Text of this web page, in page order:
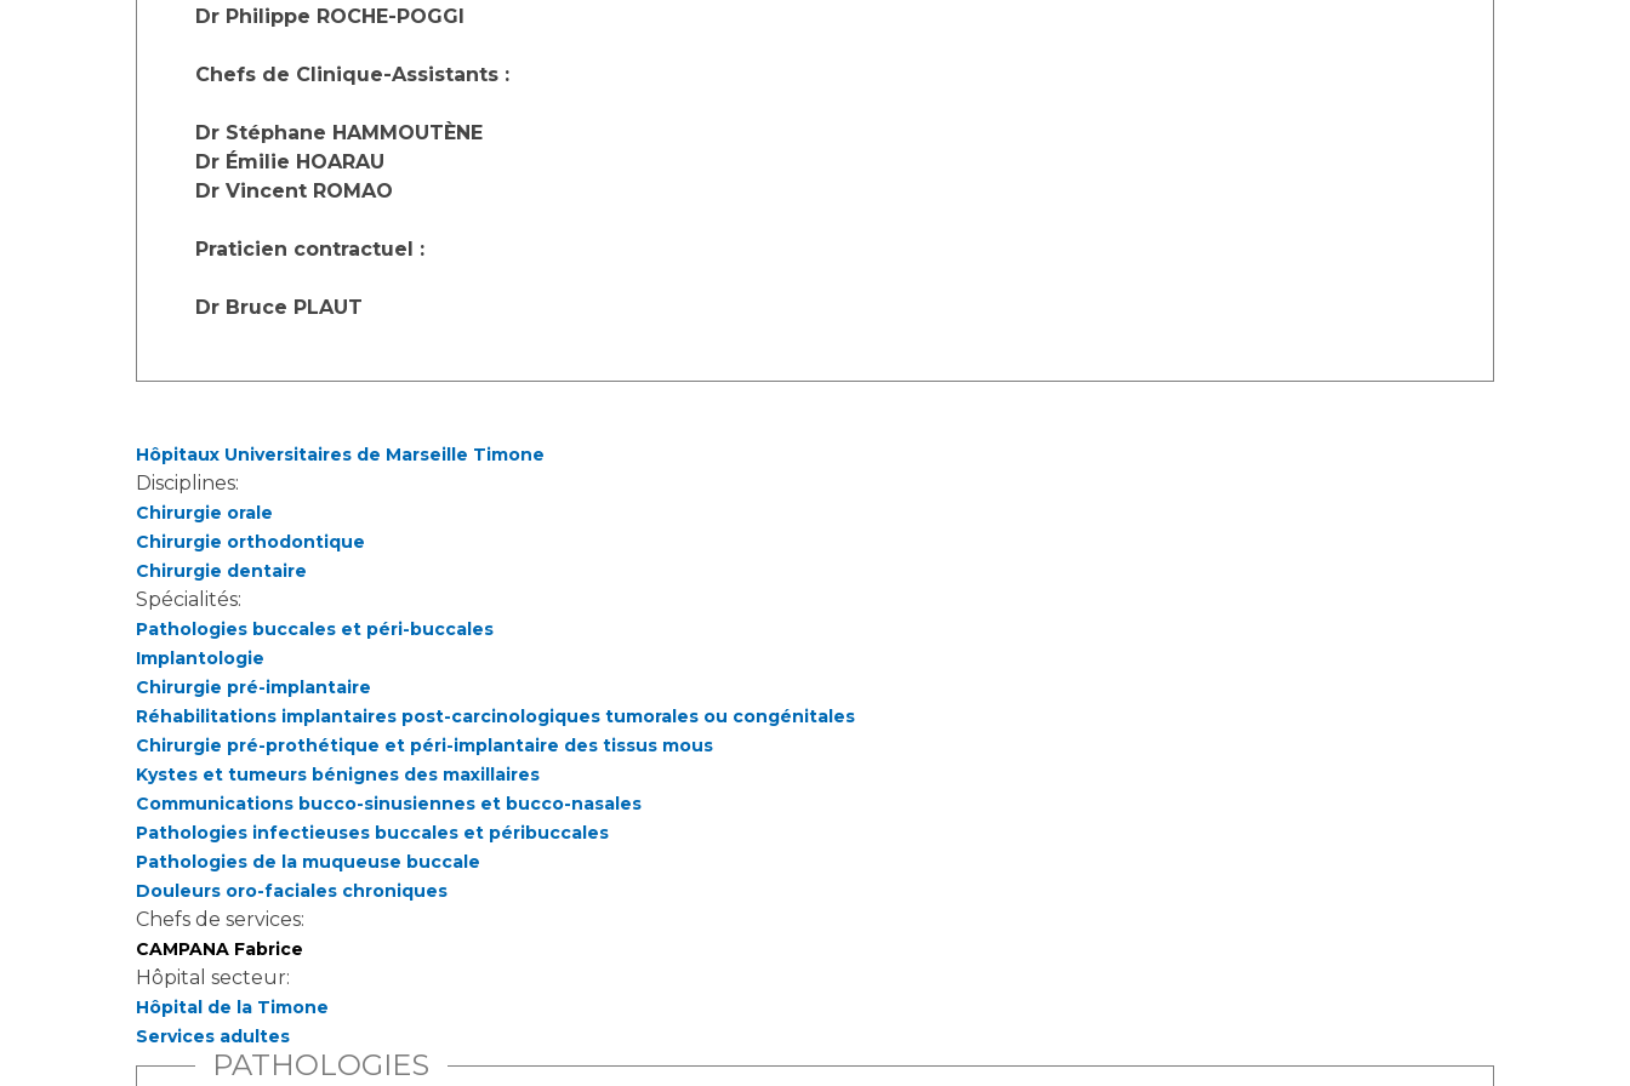
Laïcité et cultes
Livret d'accueil
Transports sanitaires
Vos droits, vos devoirs
Les structures de recherche
Dr Philippe ROCHE-POGGI
Chefs de Clinique-Assistants :
Dr Stéphane HAMMOUTÈNE
Dr Émilie HOARAU
Dr Vincent ROMAO
Praticien contractuel :
Dr Bruce PLAUT
Hôpitaux Universitaires de Marseille Timone
Disciplines:
Chirurgie orale
Chirurgie orthodontique
Chirurgie dentaire
Spécialités:
Pathologies buccales et péri-buccales
Implantologie
Chirurgie pré-implantaire
Réhabilitations implantaires post-carcinologiques tumorales ou congénitales
Chirurgie pré-prothétique et péri-implantaire des tissus mous
Kystes et tumeurs bénignes des maxillaires
Communications bucco-sinusiennes et bucco-nasales
Pathologies infectieuses buccales et péribuccales
Pathologies de la muqueuse buccale
Douleurs oro-faciales chroniques
Chefs de services:
CAMPANA Fabrice
Hôpital secteur:
Hôpital de la Timone
Services adultes
PATHOLOGIES